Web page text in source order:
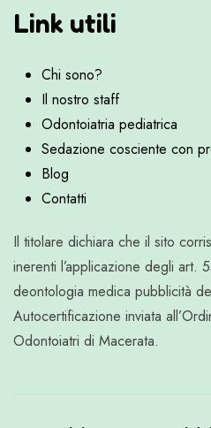
Link utili
Chi sono?
Il nostro staff
Odontoiatria pediatrica
Sedazione cosciente con
Blog
Contatti
Il titolare dichiara che il sito
inerenti l’applicazione degli
deontologia medica pubblicità
Autocertificazione inviata
Odontoiatri di Macerata.